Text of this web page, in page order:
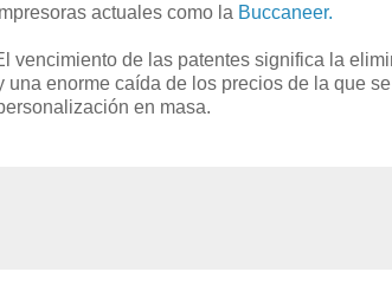
actuales como la Buccaneer.
vencimiento de las patentes significa la
enorme caída de los precios de la que
en masa.